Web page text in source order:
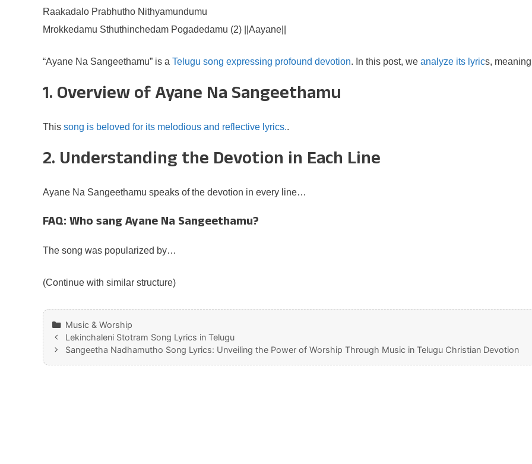
Raakadalo Prabhutho Nithyamundumu
Mrokkedamu Sthuthinchedam Pogadedamu (2) ||Aayane||
“Ayane Na Sangeethamu” is a Telugu song expressing profound devotion. In this post, we analyze its lyrics,
1. Overview of Ayane Na Sangeethamu
This song is beloved for its melodious and reflective lyrics..
2. Understanding the Devotion in Each Line
Ayane Na Sangeethamu speaks of the devotion in every line…
FAQ: Who sang Ayane Na Sangeethamu?
The song was popularized by…
(Continue with similar structure)
Categories
Music & Worship
Lekinchaleni Stotram Song Lyrics in Telugu
Sangeetha Nadhamutho Song Lyrics: Unveiling the Power of Worship Through Music in Telugu Christian Devotion